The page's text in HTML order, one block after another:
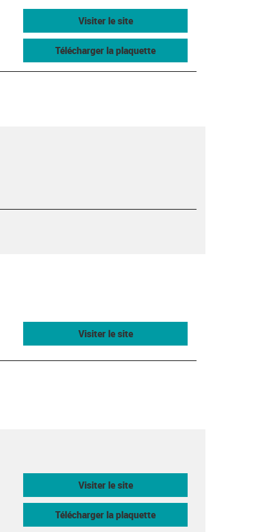
Visiter le site
Télécharger la plaquette
Visiter le site
Visiter le site
Télécharger la plaquette